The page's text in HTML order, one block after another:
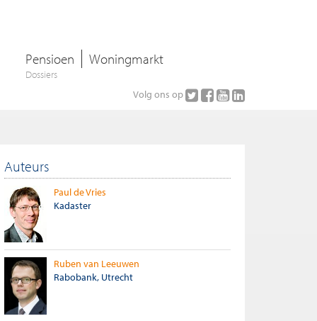
Pensioen Woningmarkt
Dossiers
Volg ons op
Auteurs
Paul de Vries
Kadaster
Ruben van Leeuwen
Rabobank, Utrecht